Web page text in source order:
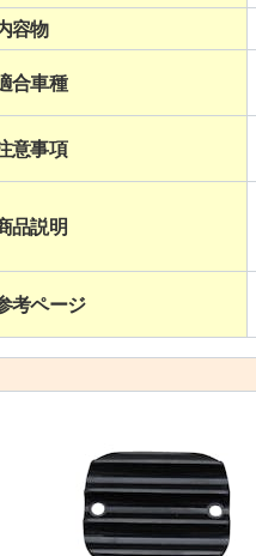
容物
合車種
意事項
品説明
考ページ